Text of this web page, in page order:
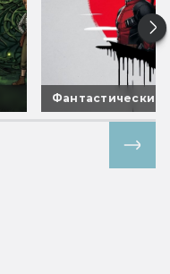
Фантастические